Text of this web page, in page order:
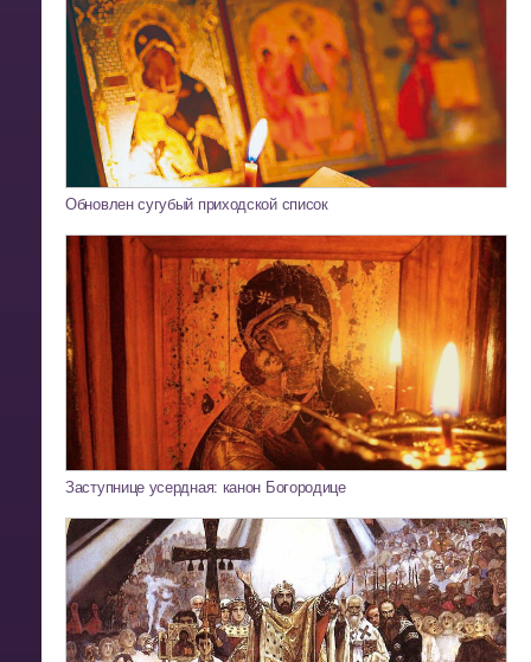
Обновлен сугубый приходской список
Заступнице усердная: канон Богородице